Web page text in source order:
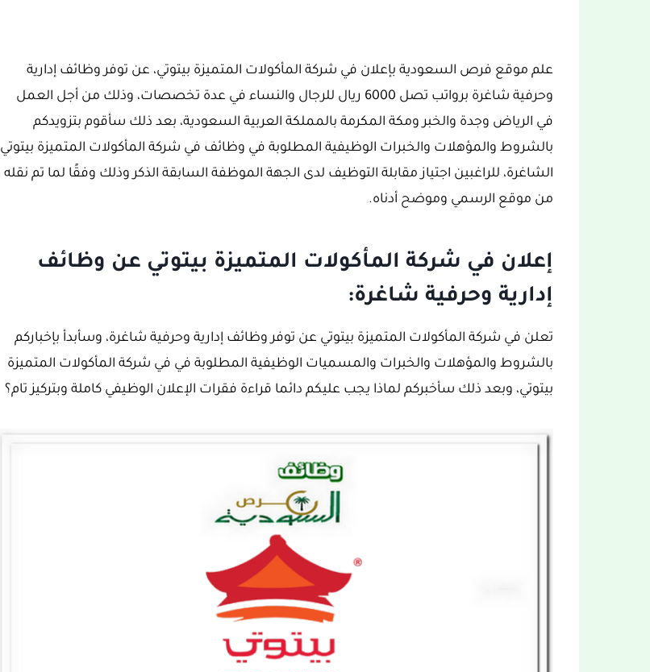
علم موقع فرص السعودية بإعلان في شركة المأكولات المتميزة بيتوتي، عن توفر وظائف إدارية
وحرفية شاغرة برواتب تصل 6000 ريال للرجال والنساء في عدة تخصصات، وذلك من أجل العمل
في الرياض وجدة والخبر ومكة المكرمة بالمملكة العربية السعودية، بعد ذلك سأقوم بتزويدكم
بالشروط والمؤهلات والخبرات الوظيفية المطلوبة في وظائف في شركة المأكولات المتميزة بيتوتي
الشاغرة، للراغبين اجتياز مقابلة التوظيف لدى الجهة الموظفة السابقة الذكر وذلك وفقًا لما تم نقله
من موقع الرسمي وموضح أدناه.
إعلان في شركة المأكولات المتميزة بيتوتي عن وظائف
إدارية وحرفية شاغرة:
تعلن في شركة المأكولات المتميزة بيتوتي عن توفر وظائف إدارية وحرفية شاغرة، وسأبدأ بإخباركم
بالشروط والمؤهلات والخبرات والمسميات الوظيفية المطلوبة في في شركة المأكولات المتميزة
بيتوتي، وبعد ذلك سأخبركم لماذا يجب عليكم دائما قراءة فقرات الإعلان الوظيفي كاملة وبتركيز تام؟